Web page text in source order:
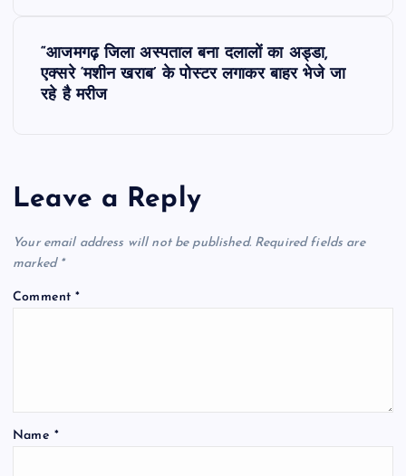
v
i
g
o
“आजमगढ़ जिला अस्पताल बना दलालों का अड्डा,
एक्सरे ‘मशीन खराब’ के पोस्टर लगाकर बाहर भेजे जा
रहे है मरीज
Leave a Reply
Your email address will not be published. Required fields are
marked *
Comment*
Name *